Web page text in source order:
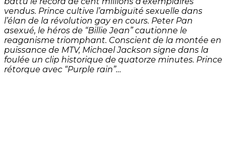
vendus. Prince cultive l’ambiguïté sexuelle dans
l’élan de la révolution gay en cours. Peter Pan
asexué, le héros de “Billie Jean” cautionne le
reaganisme triomphant. Conscient de la montée en
puissance de MTV, Michael Jackson signe dans la
foulée un clip historique de quatorze minutes. Prince
rétorque avec “Purple rain”…